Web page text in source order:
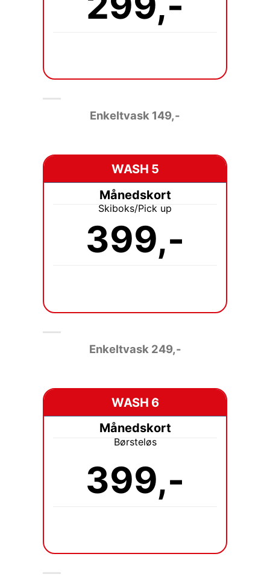
Enkeltvask 149,-
WASH 5
Månedskort
Skiboks/Pick up
399,-
Enkeltvask 249,-
WASH 6
Månedskort
Børsteløs
399,-